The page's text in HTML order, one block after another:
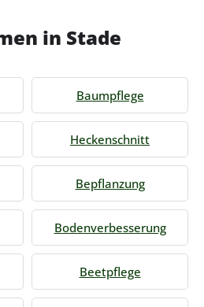
in Stade
Baumpflege
Heckenschnitt
Bepflanzung
Bodenverbesserung
Beetpflege